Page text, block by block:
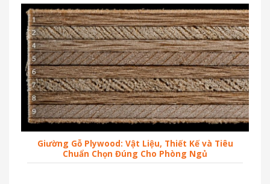
Giường Gỗ Plywood: Vật Liệu, Thiết Kế và Tiêu
Chuẩn Chọn Đúng Cho Phòng Ngủ